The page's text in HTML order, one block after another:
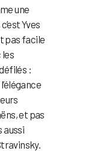
une
Yves
pas facile
les
:
et pas
aussi